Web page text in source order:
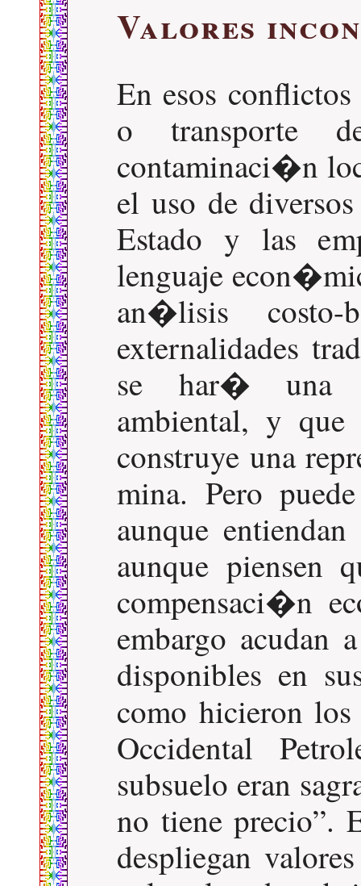
Valores
En esos
o transporte
contaminaci�n
el uso de
Estado y las
lenguaje
an�lisis
externalidades
se har� una
ambiental, y
construye una
mina. Pero
aunque
aunque piensen
compensaci�n
embargo acudan
disponibles en
como hicieron
Occidental
subsuelo eran
no tiene precio .
despliegan